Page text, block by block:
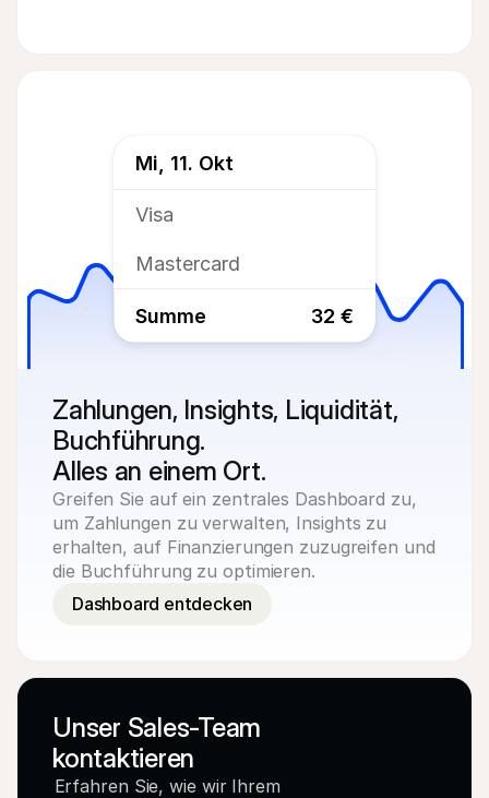
Mi, 11. Okt
Visa
Mastercard
Summe 32 €
Zahlungen, Insights, Liquidität,
Buchführung.
Alles an einem Ort.
Greifen Sie auf ein zentrales Dashboard zu,
um Zahlungen zu verwalten, Insights zu
erhalten, auf Finanzierungen zuzugreifen und
die Buchführung zu optimieren.
Dashboard entdecken
Unser Sales-Team
kontaktieren
Erfahren Sie, wie wir Ihrem